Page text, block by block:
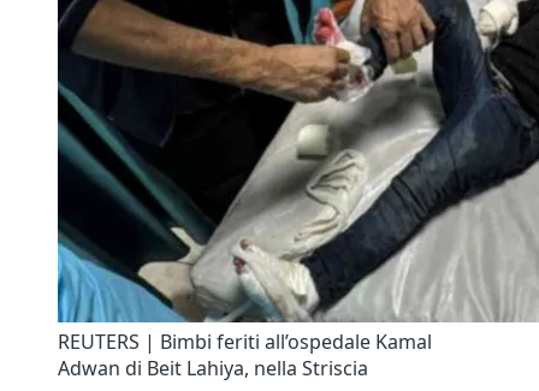
REUTERS | Bimbi feriti all’ospedale Kamal
Adwan di Beit Lahiya, nella Striscia